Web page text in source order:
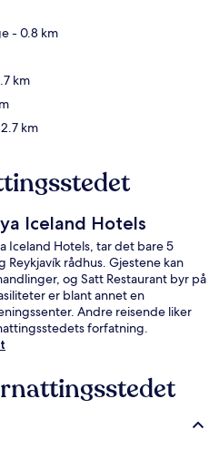
- 0.8 km
km
km
Iceland Hotels
Iceland Hotels, tar det bare 5
Reykjavík rådhus. Gjestene kan
og Satt Restaurant byr på
er blant annet en
Andre reisende liker
forfatning.